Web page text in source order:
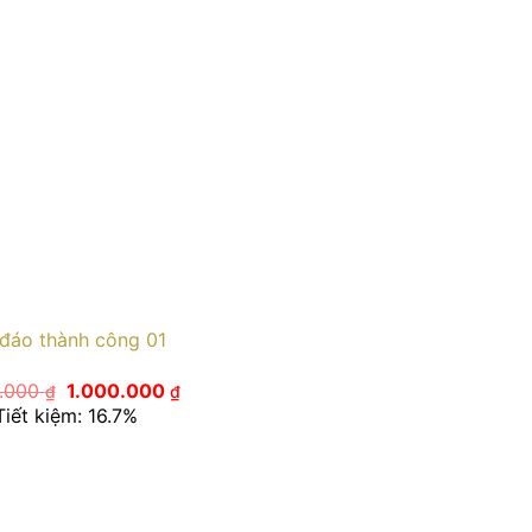
thành công 01
₫ Giá
gốc
là:
1.000.000₫Giá
kiệm: 16.7%